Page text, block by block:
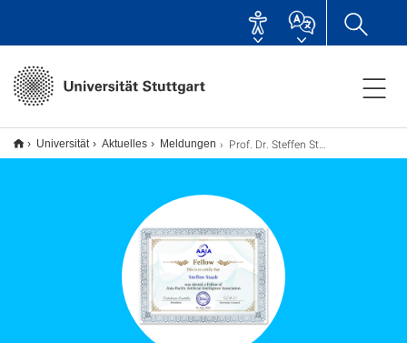
Universität Aktuelles Meldungen Prof. Dr. Steffen Staab zum Fellow der Asia-Pacific AI Association gewählt